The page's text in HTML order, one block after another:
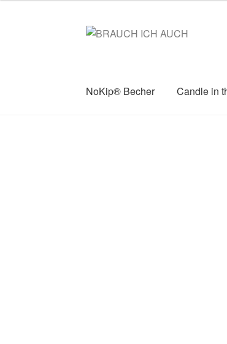
Zur
Zum
NoKip® Becher Candle in